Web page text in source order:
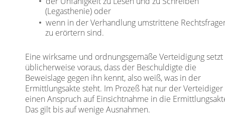
(Legasthenie) oder
wenn in der Verhandlung umstrittene
zu erörtern sind.
Eine wirksame und ordnungsgemäße Verteidigung setzt
üblicherweise voraus, dass der Beschuldigte die
Beweislage gegen ihn kennt, also weiß, was in der
Ermittlungsakte steht. Im Prozeß hat nur der Verteidiger
einen Anspruch auf Einsichtnahme in die
Das gilt bis auf wenige Ausnahmen.